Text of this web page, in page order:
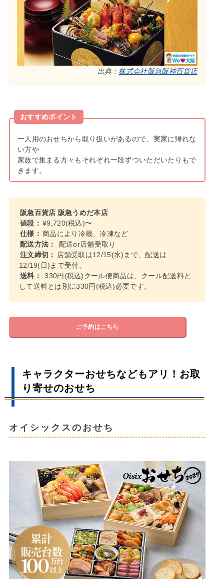
出典：株式会社阪急阪神百貨店
おすすめポイント
一人用のおせちから取り扱いがあるので、実家に帰れな
い方や
家族で集まる方々もそれぞれ一段ずついただいたりもで
きます。
阪急百貨店 阪急うめだ本店
値段： ¥9,720(税込)〜
仕様： 商品により冷蔵、冷凍など
配送方法：
配送or店舗受取り
注文締切：
店舗受取は12/15(水)まで、配送は
12/19(日)まで受付。
送料：
330円(税込)クール便商品は、クール配送料と
して送料とは別に330円(税込)必要です。
ご予約はこちら
キャラクターおせちなどもアリ！お取
り寄せのおせち
オイシックスのおせち